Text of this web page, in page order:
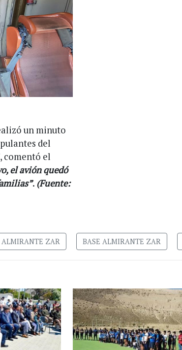
un minuto
del
comentó el
el avión quedó
. (Fuente:
ALMIRANTE ZAR BASE ALMIRANTE ZAR